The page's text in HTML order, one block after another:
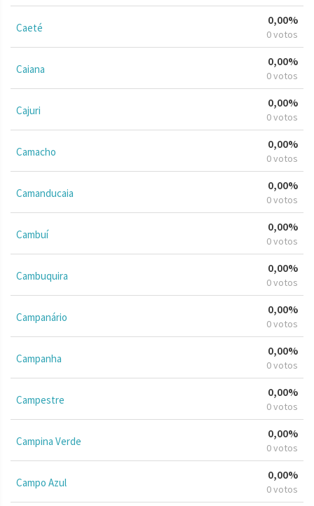
Caeté
0,00%
0 votos
Caiana
0,00%
0 votos
Cajuri
0,00%
0 votos
Camacho
0,00%
0 votos
Camanducaia
0,00%
0 votos
Cambuí
0,00%
0 votos
Cambuquira
0,00%
0 votos
Campanário
0,00%
0 votos
Campanha
0,00%
0 votos
Campestre
0,00%
0 votos
Campina Verde
0,00%
0 votos
Campo Azul
0,00%
0 votos